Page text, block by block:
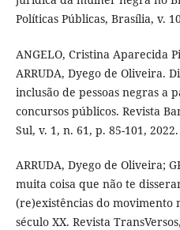
Políticas Públicas, Brasília, v.
ANGELO, Cristina Aparecida
ARRUDA, Dyego de Oliveira.
inclusão de pessoas negras a
concursos públicos. Revista
Sul, v. 1, n. 61, p. 85-101, 2022.
ARRUDA, Dyego de Oliveira;
muita coisa que não te
(re)existências do movimento
século XX. Revista